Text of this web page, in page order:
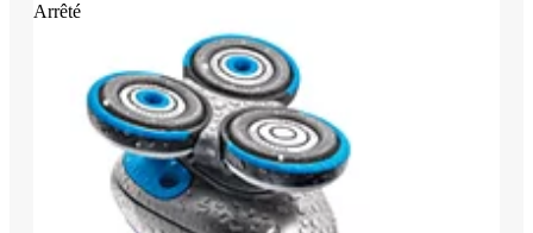
Arrêté